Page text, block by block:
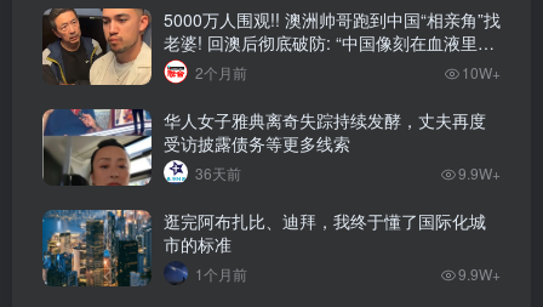
5000万人围观!! 澳洲帅哥跑到中国“相亲角”找
老婆! 回澳后彻底破防: “中国像刻在血液里的
家”! 全网疯狂热议…
2个月前 10W+
华人女子雅典离奇失踪持续发酵，丈夫再度
受访披露债务等更多线索
36天前 9.9W+
逛完阿布扎比、迪拜，我终于懂了国际化城
市的标准
1个月前 9.9W+